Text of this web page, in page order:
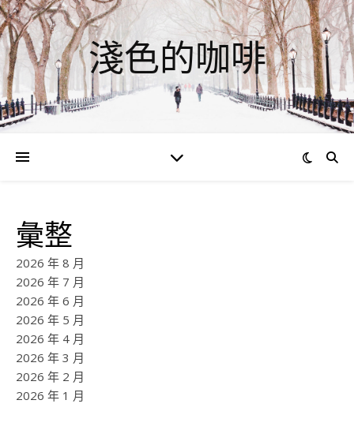
淺色的咖啡
彙整
2026 年 8 月
2026 年 7 月
2026 年 6 月
2026 年 5 月
2026 年 4 月
2026 年 3 月
2026 年 2 月
2026 年 1 月